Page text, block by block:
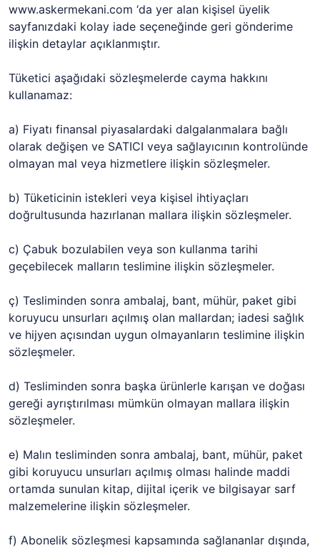
www.askermekani.com ‘da yer alan kişisel üyelik
sayfanızdaki kolay iade seçeneğinde geri gönderime
ilişkin detaylar açıklanmıştır.
Tüketici aşağıdaki sözleşmelerde cayma hakkını
kullanamaz:
a) Fiyatı finansal piyasalardaki dalgalanmalara bağlı
olarak değişen ve SATICI veya sağlayıcının kontrolünde
olmayan mal veya hizmetlere ilişkin sözleşmeler.
b) Tüketicinin istekleri veya kişisel ihtiyaçları
doğrultusunda hazırlanan mallara ilişkin sözleşmeler.
c) Çabuk bozulabilen veya son kullanma tarihi
geçebilecek malların teslimine ilişkin sözleşmeler.
ç) Tesliminden sonra ambalaj, bant, mühür, paket gibi
koruyucu unsurları açılmış olan mallardan; iadesi sağlık
ve hijyen açısından uygun olmayanların teslimine ilişkin
sözleşmeler.
d) Tesliminden sonra başka ürünlerle karışan ve doğası
gereği ayrıştırılması mümkün olmayan mallara ilişkin
sözleşmeler.
e) Malın tesliminden sonra ambalaj, bant, mühür, paket
gibi koruyucu unsurları açılmış olması halinde maddi
ortamda sunulan kitap, dijital içerik ve bilgisayar sarf
malzemelerine ilişkin sözleşmeler.
f) Abonelik sözleşmesi kapsamında sağlananlar dışında,